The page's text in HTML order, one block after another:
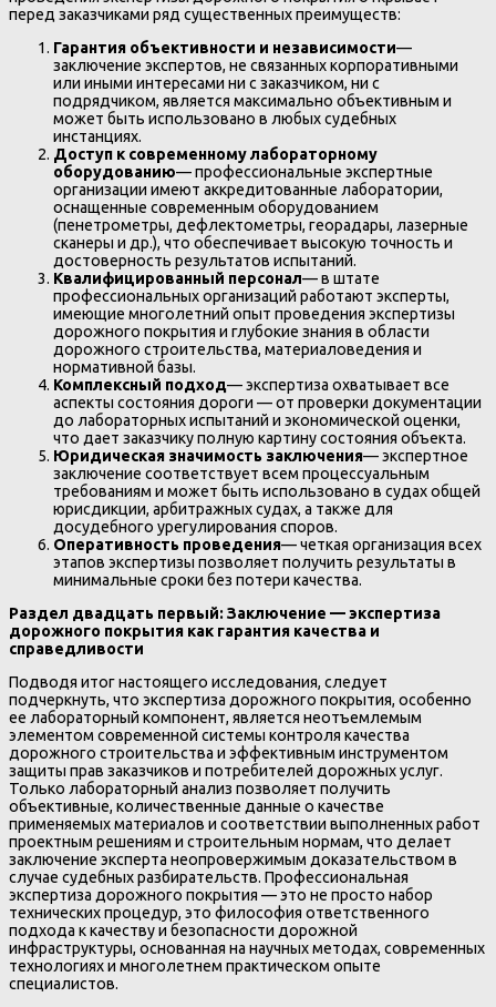
перед заказчиками ряд существенных преимуществ:
Гарантия объективности и независимости—
заключение экспертов, не связанных корпоративными
или иными интересами ни с заказчиком, ни с
подрядчиком, является максимально объективным и
может быть использовано в любых судебных
инстанциях.
Доступ к современному лабораторному
оборудованию— профессиональные экспертные
организации имеют аккредитованные лаборатории,
оснащенные современным оборудованием
(пенетрометры, дефлектометры, георадары, лазерные
сканеры и др.), что обеспечивает высокую точность и
достоверность результатов испытаний.
Квалифицированный персонал— в штате
профессиональных организаций работают эксперты,
имеющие многолетний опыт проведения экспертизы
дорожного покрытия и глубокие знания в области
дорожного строительства, материаловедения и
нормативной базы.
Комплексный подход— экспертиза охватывает все
аспекты состояния дороги — от проверки документации
до лабораторных испытаний и экономической оценки,
что дает заказчику полную картину состояния объекта.
Юридическая значимость заключения— экспертное
заключение соответствует всем процессуальным
требованиям и может быть использовано в судах общей
юрисдикции, арбитражных судах, а также для
досудебного урегулирования споров.
Оперативность проведения— четкая организация всех
этапов экспертизы позволяет получить результаты в
минимальные сроки без потери качества.
Раздел двадцать первый: Заключение — экспертиза
дорожного покрытия как гарантия качества и
справедливости
Подводя итог настоящего исследования, следует
подчеркнуть, что экспертиза дорожного покрытия, особенно
ее лабораторный компонент, является неотъемлемым
элементом современной системы контроля качества
дорожного строительства и эффективным инструментом
защиты прав заказчиков и потребителей дорожных услуг.
Только лабораторный анализ позволяет получить
объективные, количественные данные о качестве
применяемых материалов и соответствии выполненных работ
проектным решениям и строительным нормам, что делает
заключение эксперта неопровержимым доказательством в
случае судебных разбирательств. Профессиональная
экспертиза дорожного покрытия — это не просто набор
технических процедур, это философия ответственного
подхода к качеству и безопасности дорожной
инфраструктуры, основанная на научных методах, современных
технологиях и многолетнем практическом опыте
специалистов.